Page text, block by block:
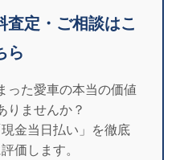
査定・ご相談はこ
ら
った愛車の本当の価値
りませんか？
金当日払い」を徹底
価します。